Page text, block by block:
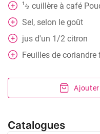
1⁄2 cuillère à café
Sel, selon le goût
jus d'un 1/2 citron
Feuilles de coriandre